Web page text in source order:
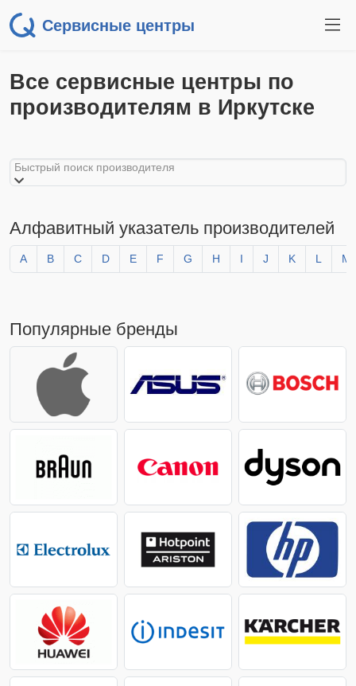
Сервисные центры
Все сервисные центры по
производителям в Иркутске
Быстрый поиск производителя
Алфавитный указатель производителей
A B C D E F G H I J K L M
Популярные бренды